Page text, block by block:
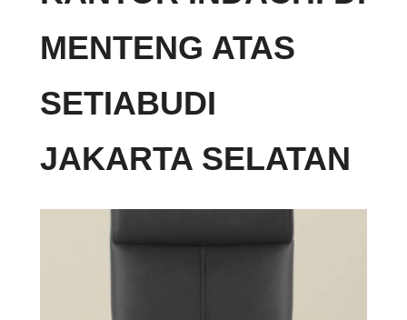
MENTENG ATAS
SETIABUDI
JAKARTA SELATAN